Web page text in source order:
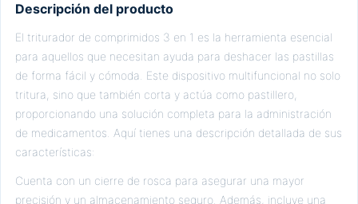
Descripción del producto
El triturador de comprimidos 3 en 1 es la herramienta esencial
para aquellos que necesitan ayuda para deshacer las pastillas
de forma fácil y cómoda. Este dispositivo multifuncional no solo
tritura, sino que también corta y actúa como pastillero,
proporcionando una solución completa para la administración
de medicamentos. Aquí tienes una descripción detallada de sus
características:
Cuenta con un cierre de rosca para asegurar una mayor
precisión y un almacenamiento seguro. Además, incluye una